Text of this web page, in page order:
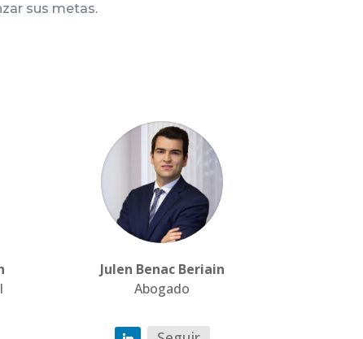
sus metas.
Julen Benac Beriain
Abogado